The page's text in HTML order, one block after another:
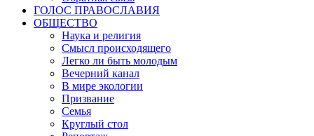
ГОЛОС ПРАВОСЛАВИЯ
ОБЩЕСТВО
Наука и религия
Смысл происходящего
Легко ли быть молодым
Вечерний канал
В мире экологии
Призвание
Семья
Круглый стол